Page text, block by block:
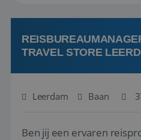
TRAVEL STORE
Leerdam Baan
Ben jij een ervaren